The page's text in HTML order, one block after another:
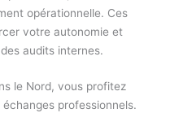
opérationnelle. Ces
votre autonomie et
audits internes.
le Nord, vous profitez
professionnels.